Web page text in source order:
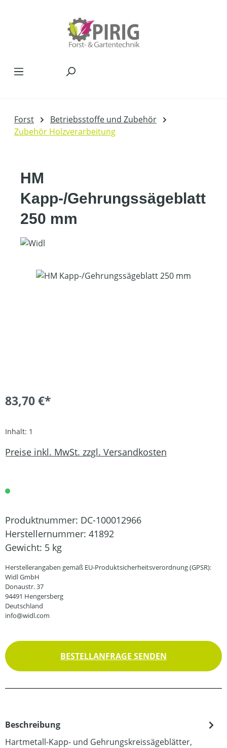
Forst
Betriebsstoffe und Zubehör
Zubehör Holzverarbeitung
HM
Kapp-/Gehrungssägeblatt
250 mm
Bildergalerie überspringen
83,70 €*
Inhalt: 1
Preise inkl. MwSt. zzgl. Versandkosten
Produktnummer: DC-100012966
Herstellernummer: 41892
Gewicht: 5 kg
Herstellerangaben gemäß EU-Produktsicherheitsverordnung (GPSR):
Widl GmbH
Donaustr. 37
94491 Hengersberg
Deutschland
info@widl.com
BESTELLANFRAGE SENDEN
Beschreibung
Hartmetall-Kapp- und Gehrungskreissägeblätter,